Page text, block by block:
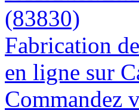
(83830)
Fabrication
en ligne sur
Commandez